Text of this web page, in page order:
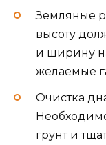
Земляные
высоту
и ширину
желаемые
Очистка
грунт и